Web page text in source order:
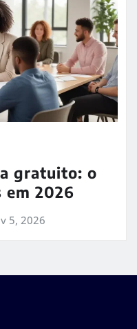
gratuito: o
em 2026
5, 2026